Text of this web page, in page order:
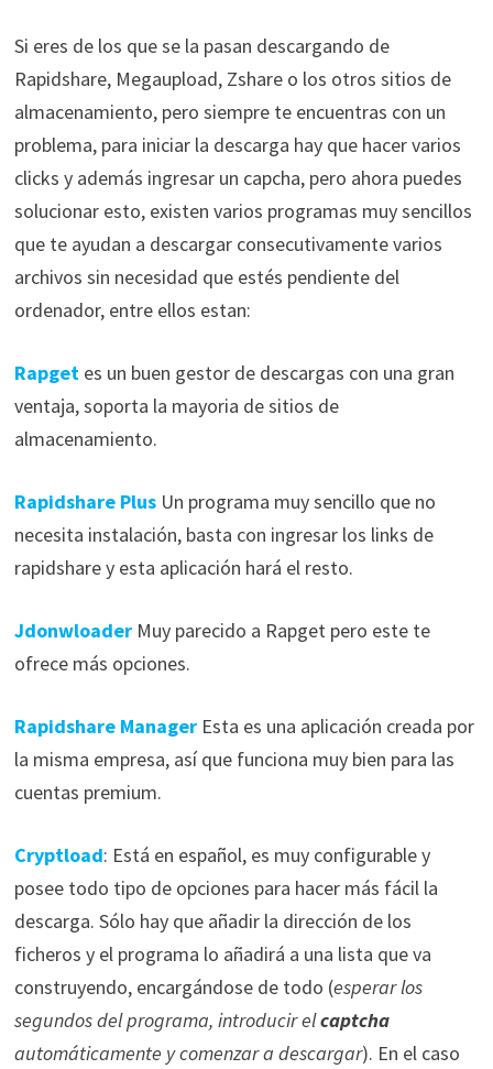
Si eres de los que se la pasan descargando de
Rapidshare, Megaupload, Zshare o los otros sitios de
almacenamiento, pero siempre te encuentras con un
problema, para iniciar la descarga hay que hacer varios
clicks y además ingresar un capcha, pero ahora puedes
solucionar esto, existen varios programas muy sencillos
que te ayudan a descargar consecutivamente varios
archivos sin necesidad que estés pendiente del
ordenador, entre ellos estan:
Rapgetes un buen gestor de descargas con una gran
ventaja, soporta la mayoria de sitios de
almacenamiento.
Rapidshare PlusUn programa muy sencillo que no
necesita instalación, basta con ingresar los links de
rapidshare y esta aplicación hará el resto.
Jdonwloader Muy parecido a Rapget pero este te
ofrece más opciones.
Rapidshare Manager Esta es una aplicación creada por
la misma empresa, así que funciona muy bien para las
cuentas premium.
Cryptload: Está en español, es muy configurable y
posee todo tipo de opciones para hacer más fácil la
descarga. Sólo hay que añadir la dirección de los
ficheros y el programa lo añadirá a una lista que va
construyendo, encargándose de todo (esperar los
segundos del programa, introducir elcaptcha
automáticamente y comenzar a descargar). En el caso